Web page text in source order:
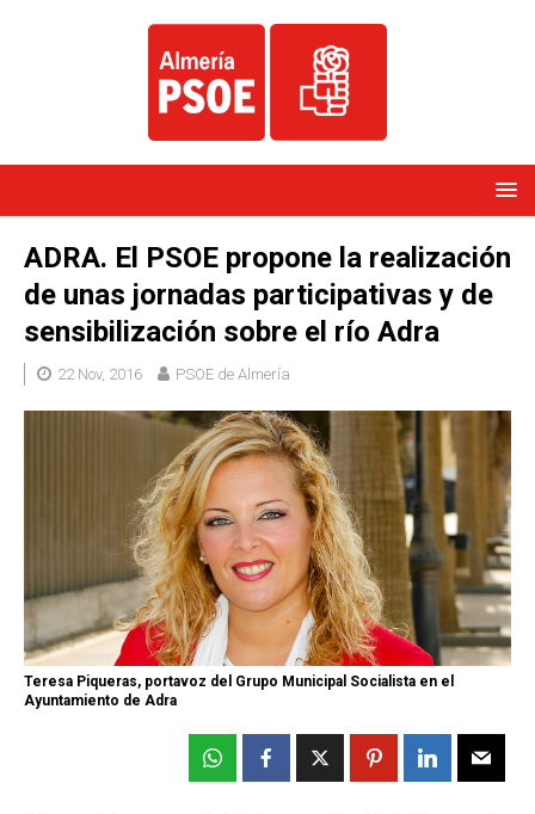
ADRA. El PSOE propone la realización
de unas jornadas participativas y de
sensibilización sobre el río Adra
22 Nov, 2016 PSOE de Almería
Teresa Piqueras, portavoz del Grupo Municipal Socialista en el
Ayuntamiento de Adra